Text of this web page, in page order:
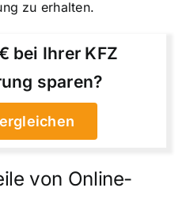
zu erhalten.
bei Ihrer KFZ
sparen?
von Online-